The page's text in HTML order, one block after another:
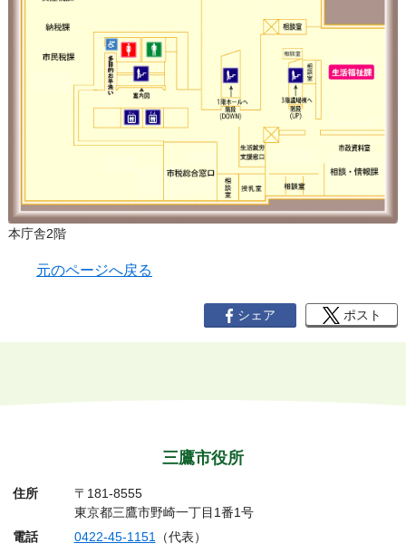
本庁舎2階
元のページへ戻る
シェア ポスト
三鷹市役所
住所
〒181-8555
東京都三鷹市野崎一丁目1番1号
電話
0422-45-1151（代表）